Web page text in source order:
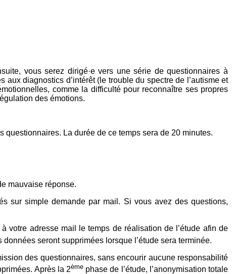
vous serez dirigé·e vers une série de questionnaires à
diagnostics d’intérêt (le trouble du spectre de l’autisme et
comme la difficulté pour reconnaître ses propres
des émotions.
La durée de ce temps sera de 20 minutes.
mauvaise réponse.
sur simple demande par mail. Si vous avez des questions,
votre adresse mail le temps de réalisation de l’étude afin de
seront supprimées lorsque l’étude sera terminée.
des questionnaires, sans encourir aucune responsabilité
Après la 2èmephase de l’étude, l’anonymisation totale